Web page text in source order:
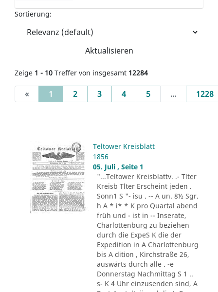
Sortierung:
Aktualisieren
Zeige 1 - 10 Treffer von insgesamt 12284
« 1 (current)
2 3 4 5 ... 1228
Teltower Kreisblatt
1856
05. Juli , Seite 1
"...Teltower Kreisblattv. .- Tlter
Kreisb Tlter Erscheint jeden .
Sonn1 S "- isu . -- A un. 8½ Sgr.
h A * i* * K pro Quartal abend
früh und - ist in -- Inserate,
Charlottenburg zu beziehen
durch die ExpeS K die der
Expedition in A Charlottenburg
bis A dition , Kirchstraße 26,
auswärts durch alle . -e
Donnerstag Nachmittag S 1 ..
s- K 4 Uhr einzusenden sind, A